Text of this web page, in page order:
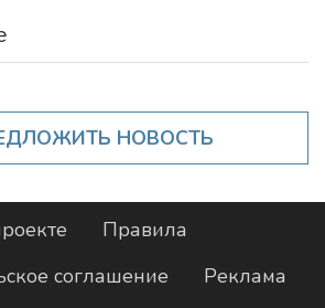
НОВОСТЬ
Правила
соглашение
Реклама